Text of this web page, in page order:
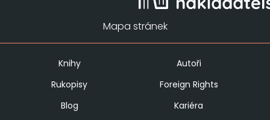
Mapa stránek
Knihy
Autoři
Rukopisy
Foreign Rights
Blog
Kariéra